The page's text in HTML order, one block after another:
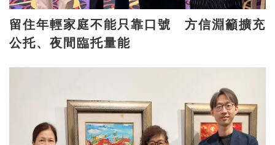
留住年輕家庭不能只靠口號 方信淵籲擴充
公托、夜間臨托量能